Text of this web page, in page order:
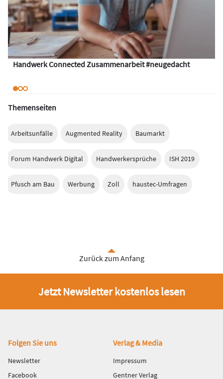
Handwerk Connected Zusammenarbeit #neugedacht
Themenseiten
Arbeitsunfälle Augmented Reality Baumarkt
Forum Handwerk Digital Handwerkersprüche ISH 2019
Pfusch am Bau Werbung Zoll haustec-Umfragen
Zurück zum Anfang
Jetzt Newsletter kostenlos lesen
Fußbereich
Folgen Sie uns
Newsletter
Facebook
Verlag & Media
Impressum
Gentner Verlag